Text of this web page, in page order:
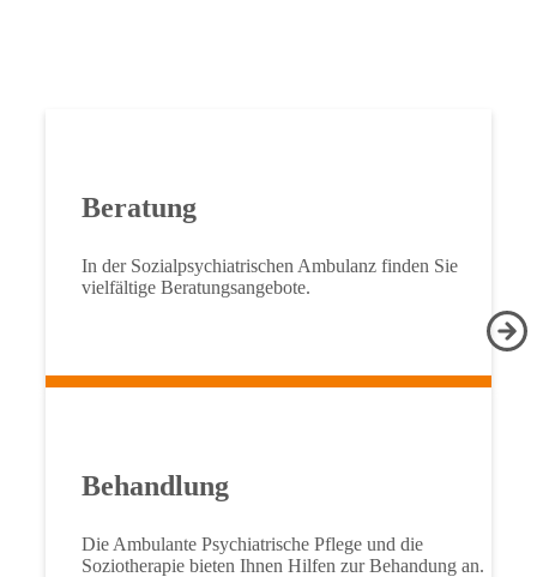
Beratung
In der Sozialpsychiatrischen Ambulanz finden Sie
vielfältige Beratungsangebote.
Behandlung
Die Ambulante Psychiatrische Pflege und die
Soziotherapie bieten Ihnen Hilfen zur Behandung an.